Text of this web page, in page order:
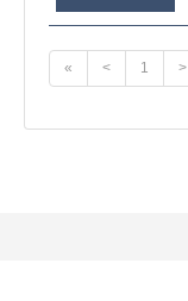
« < 1 >